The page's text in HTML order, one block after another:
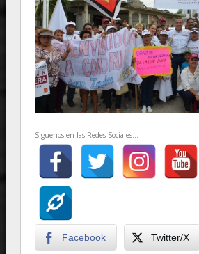
Siguenos en las Redes Sociales...
Facebook Twitter/X